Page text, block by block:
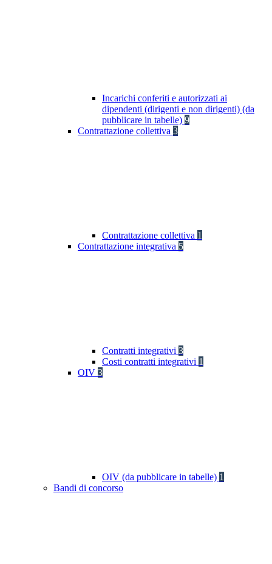
Incarichi conferiti e autorizzati ai
dipendenti (dirigenti e non dirigenti) (da
pubblicare in tabelle) 9
Contrattazione collettiva 3
Contrattazione collettiva 1
Contrattazione integrativa 5
Contratti integrativi 3
Costi contratti integrativi 1
OIV 3
OIV (da pubblicare in tabelle) 1
Bandi di concorso